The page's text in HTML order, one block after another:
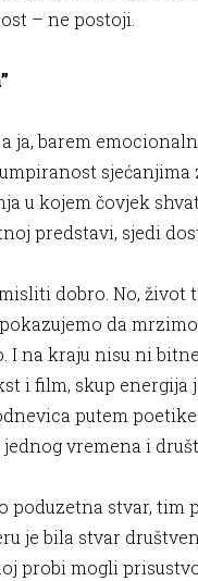
– ne postoji.
ja, barem
sjećanjima
u kojem čovjek
predstavi, sjedi
dobro. No, život
da
I na kraju nisu ni
i film, skup
putem
vremena i
poduzetna stvar, tim
je bila stvar
probi mogli